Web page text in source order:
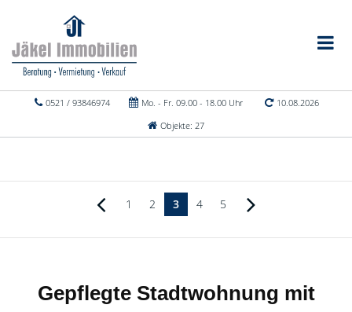
0521 / 93846974 Mo. - Fr. 09.00 - 18.00 Uhr
10.08.2026
Objekte: 27
1 2 3 4 5
Gepflegte Stadtwohnung mit